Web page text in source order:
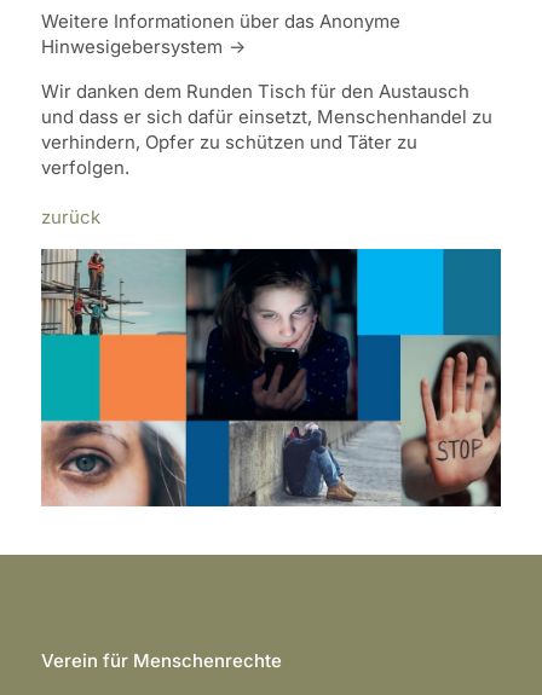
Weitere Informationen über das Anonyme
Hinwesigebersystem
Wir danken dem Runden Tisch für den Austausch
und dass er sich dafür einsetzt, Menschenhandel zu
verhindern, Opfer zu schützen und Täter zu
verfolgen.
zurück
Verein für Menschenrechte